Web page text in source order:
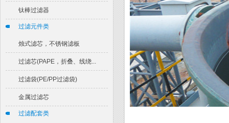
钛棒过滤器
过滤元件类
烛式滤芯，不锈钢滤板
过滤芯(PAPE，折叠、线绕...
过滤袋(PE/PP过滤袋)
金属过滤芯
过滤配套类